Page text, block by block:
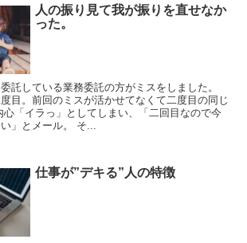
人の振り見て我が振りを直せなか
った。
託している業務委託の方がミスをしました。
目。前回のミスが活かせてなくて二度目の同じ
心「イラっ」としてしまい、「二回目なので今
」とメール。 そ...
仕事が”デキる”人の特徴